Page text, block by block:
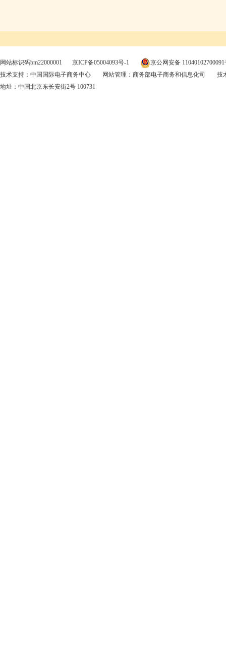
网站标识码bm22000001 京ICP备05004093号-1
京公网安备 11040102700091
技术支持：中国国际电子商务中心
网站管理：商务部电子商务和信息化司
技
地址：中国北京东长安街2号 100731